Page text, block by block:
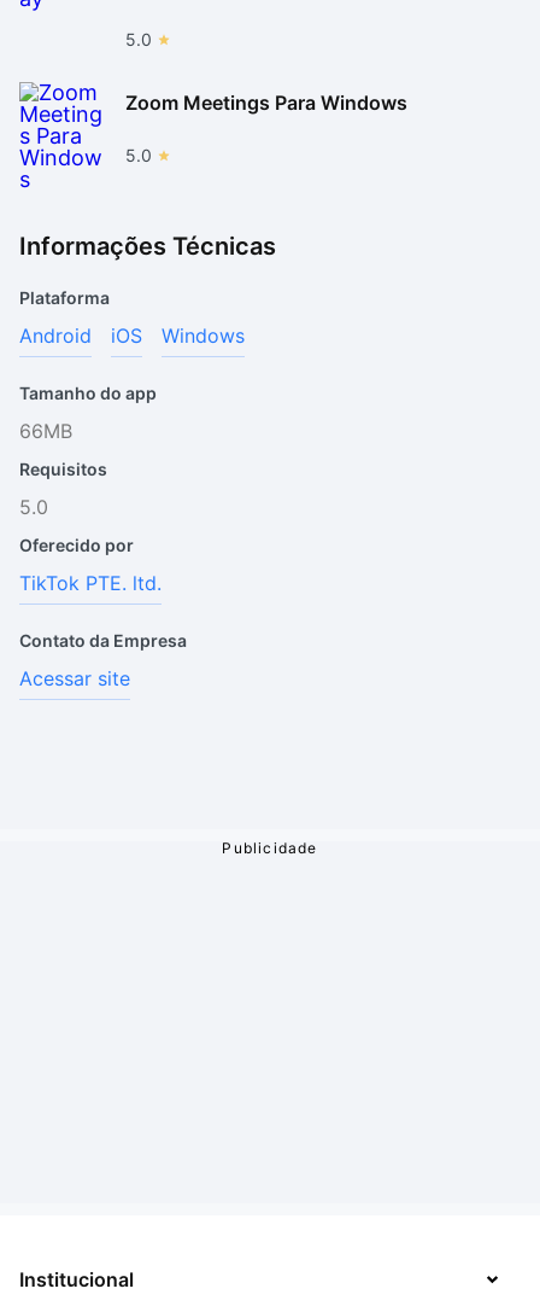
5.0
Zoom Meetings Para Windows
5.0
Informações Técnicas
Plataforma
Android iOS Windows
Tamanho do app
66MB
Requisitos
5.0
Oferecido por
TikTok PTE. ltd.
Contato da Empresa
Acessar site
Institucional